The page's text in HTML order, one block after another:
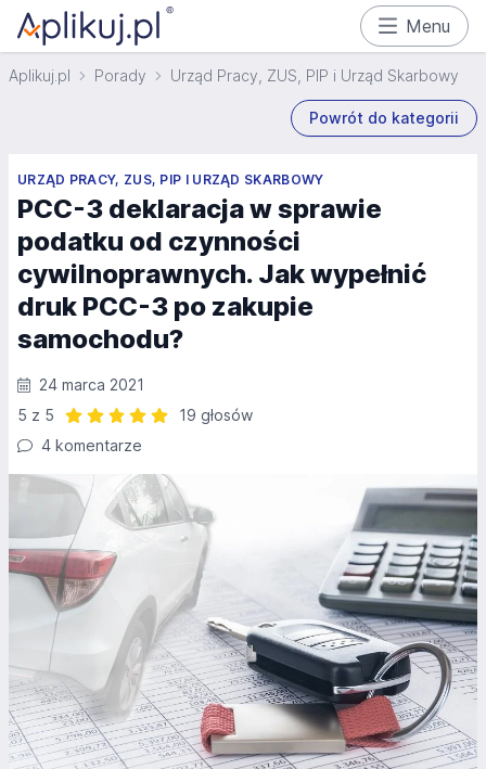
Menu
Aplikuj.pl Porady Urząd Pracy, ZUS, PIP i Urząd Skarbowy
Powrót do kategorii
URZĄD PRACY, ZUS, PIP I URZĄD SKARBOWY
PCC-3 deklaracja w sprawie
podatku od czynności
cywilnoprawnych. Jak wypełnić
druk PCC-3 po zakupie
samochodu?
24 marca 2021
5 z 5
19 głosów
4 komentarze